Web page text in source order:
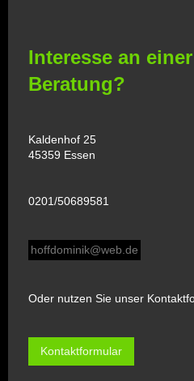
Interesse an
Beratung?
Kaldenhof 25
45359 Essen
0201/50689581
hoffdominik@web.de
Oder nutzen Sie unser
Kontaktformular